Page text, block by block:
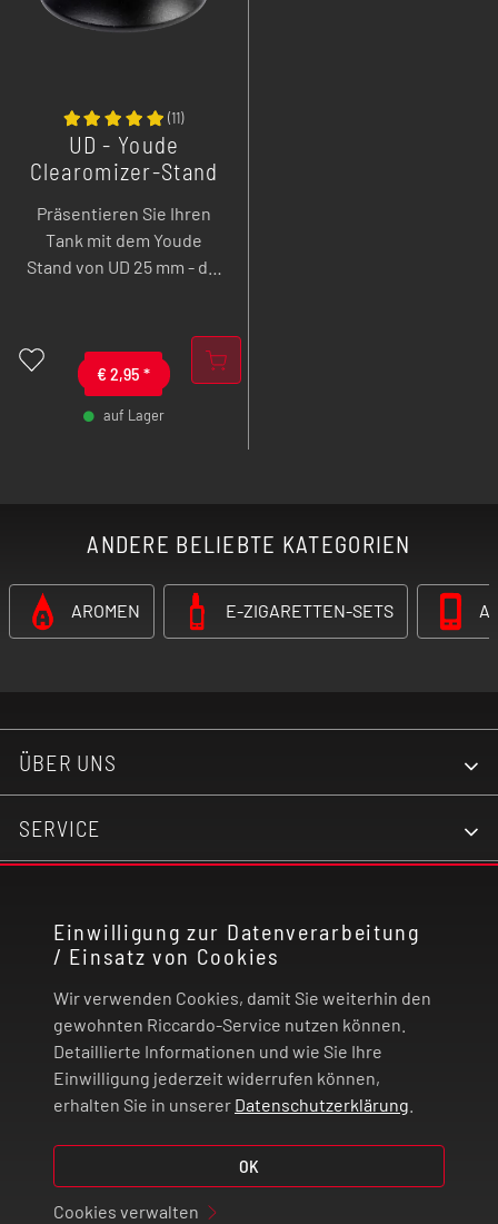
Einwilligung zur Datenverarbeitung
/ Einsatz von Cookies
Wir verwenden Cookies, damit Sie weiterhin den
gewohnten Riccardo-Service nutzen können.
Detaillierte Informationen und wie Sie Ihre
Einwilligung jederzeit widerrufen können,
erhalten Sie in unserer Datenschutzerklärung
OK
Cookies verwalten
€ 2,95 *
auf Lager
(11)
UD - Youde
Clearomizer-Stand
Ständer 25mm
Präsentieren Sie Ihren
Tank mit dem Youde
Stand von UD 25 mm - die
ANDERE BELIEBTE KATEGORIEN
AROMEN E-ZIGARETTEN-SETS
ÜBER UNS
SERVICE
RECHTLICHES
ZAHLUNG UND VERSAND
VERTRAG WIDERRUFEN
© 2026 | Riccardo Onlinestore GmbH